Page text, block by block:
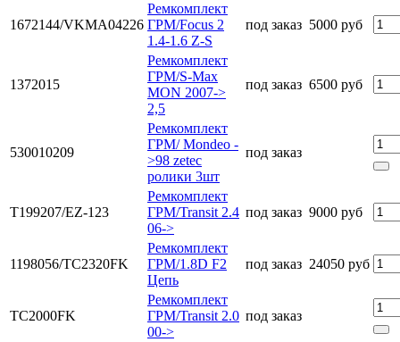
1672144/VKMA04226
Ремкомплект
ГРМ/Focus 2
1.4-1.6 Z-S
под заказ 5000 руб
1372015
Ремкомплект
ГРМ/S-Max
MON 2007->
2,5
под заказ 6500 руб
530010209
Ремкомплект
ГРМ/ Mondeo -
>98 zetec
ролики 3шт
под заказ
T199207/EZ-123
Ремкомплект
ГРМ/Transit 2.4
06->
под заказ 9000 руб
1198056/TC2320FK
Ремкомплект
ГРМ/1.8D F2
Цепь
под заказ 24050 руб
TC2000FK
Ремкомплект
ГРМ/Transit 2.0
00->
под заказ